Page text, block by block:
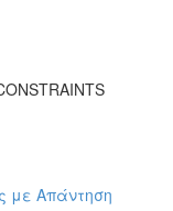
με Απάντηση